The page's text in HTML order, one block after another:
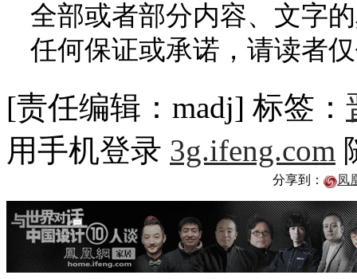
全部或者部分内容、文字
任何保证或承诺，请读者
[责任编辑：madj] 标签：
用手机登录 3g.ifeng.com
分享到： 凤